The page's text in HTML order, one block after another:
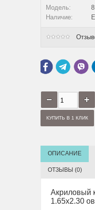
Модель:
Наличие:
КУПИТЬ В 1 КЛИК
ОПИСАНИЕ
ОТЗЫВЫ (0)
Акриловый
1.65x2.30